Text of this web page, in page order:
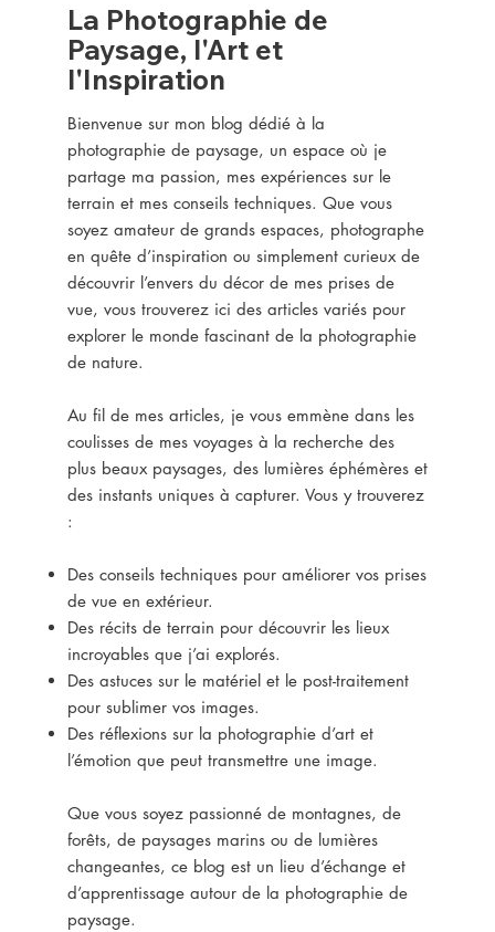
La Photographie de
Paysage, l'Art et
l'Inspiration
Bienvenue sur mon blog dédié à la
photographie de paysage, un espace où je
partage ma passion, mes expériences sur le
terrain et mes conseils techniques. Que vous
soyez amateur de grands espaces, photographe
en quête d’inspiration ou simplement curieux de
découvrir l’envers du décor de mes prises de
vue, vous trouverez ici des articles variés pour
explorer le monde fascinant de la photographie
de nature.
Au fil de mes articles, je vous emmène dans les
coulisses de mes voyages à la recherche des
plus beaux paysages, des lumières éphémères et
des instants uniques à capturer. Vous y trouverez
:
Des conseils techniques pour améliorer vos prises
de vue en extérieur.
Des récits de terrain pour découvrir les lieux
incroyables que j’ai explorés.
Des astuces sur le matériel et le post-traitement
pour sublimer vos images.
Des réflexions sur la photographie d’art et
l’émotion que peut transmettre une image.
Que vous soyez passionné de montagnes, de
forêts, de paysages marins ou de lumières
changeantes, ce blog est un lieu d’échange et
d’apprentissage autour de la photographie de
paysage.